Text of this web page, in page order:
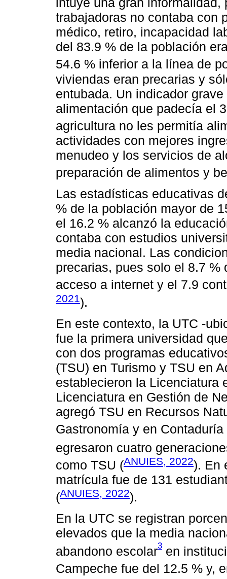
trabajadoras no contaba con
médico, retiro, incapacidad
del 83.9 % de la población
54.6 % inferior a la línea de
viviendas eran precarias y
entubada. Un indicador
alimentación que padecía el
agricultura no les permitía
actividades con mejores
menudeo y los servicios de
preparación de alimentos y
Las estadísticas educativas
% de la población mayor de
el 16.2 % alcanzó la
contaba con estudios
media nacional. Las
precarias, pues solo el 8.7
acceso a internet y el 7.9
2021).
En este contexto, la UTC -
fue la primera universidad
con dos programas
(TSU) en Turismo y TSU en
establecieron la Licenciatura
Licenciatura en Gestión de
agregó TSU en Recursos
Gastronomía y en Contaduría
egresaron cuatro
como TSU (ANUIES, 2022). En
matrícula fue de 131
(ANUIES, 2022).
En la UTC se registran
elevados que la media
abandono escolar3 en
Campeche fue del 12.5 % y,